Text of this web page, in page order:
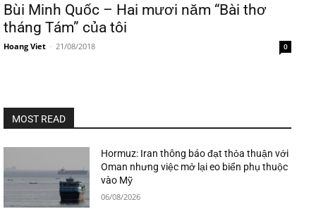
Bùi Minh Quốc – Hai mươi năm “Bài thơ
tháng Tám” của tôi
Hoang Viet - 21/08/2018 0
MOST READ
Hormuz: Iran thông báo đạt thỏa thuận với
Oman nhưng việc mở lại eo biển phụ thuộc
vào Mỹ
06/08/2026